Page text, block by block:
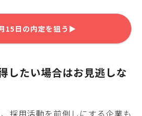
15日 の内定を狙う▶
したい場合はお見逃しな